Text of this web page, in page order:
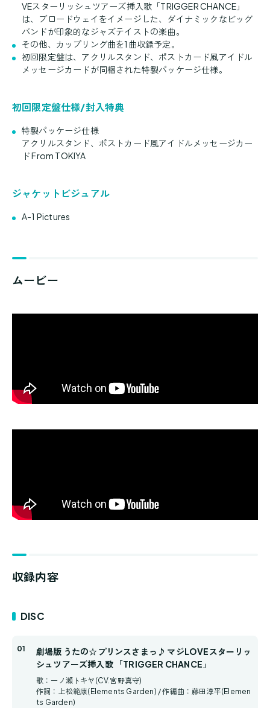
VEスターリッシュツアーズ挿入歌「TRIGGER CHANCE」
は、ブロードウェイをイメージした、ダイナミックなビッグ
バンドが印象的なジャズテイストの楽曲。
その他、カップリング曲を1曲収録予定。
初回限定盤は、アクリルスタンド、ポストカード風アイドル
メッセージカードが同梱された特製パッケージ仕様。
初回限定盤仕様/封入特典
特製パッケージ仕様
アクリルスタンド、ポストカード風アイドルメッセージカー
ド From TOKIYA
ジャケットビジュアル
A-1 Pictures
ムービー
収録内容
DISC
劇場版 うたの☆プリンスさまっ♪ マジLOVEスターリッ
シュツアーズ挿入歌 「TRIGGER CHANCE」
歌：一ノ瀬トキヤ(CV.宮野真守)
作詞：上松範康(Elements Garden) / 作編曲：藤田淳平(Elemen
ts Garden)